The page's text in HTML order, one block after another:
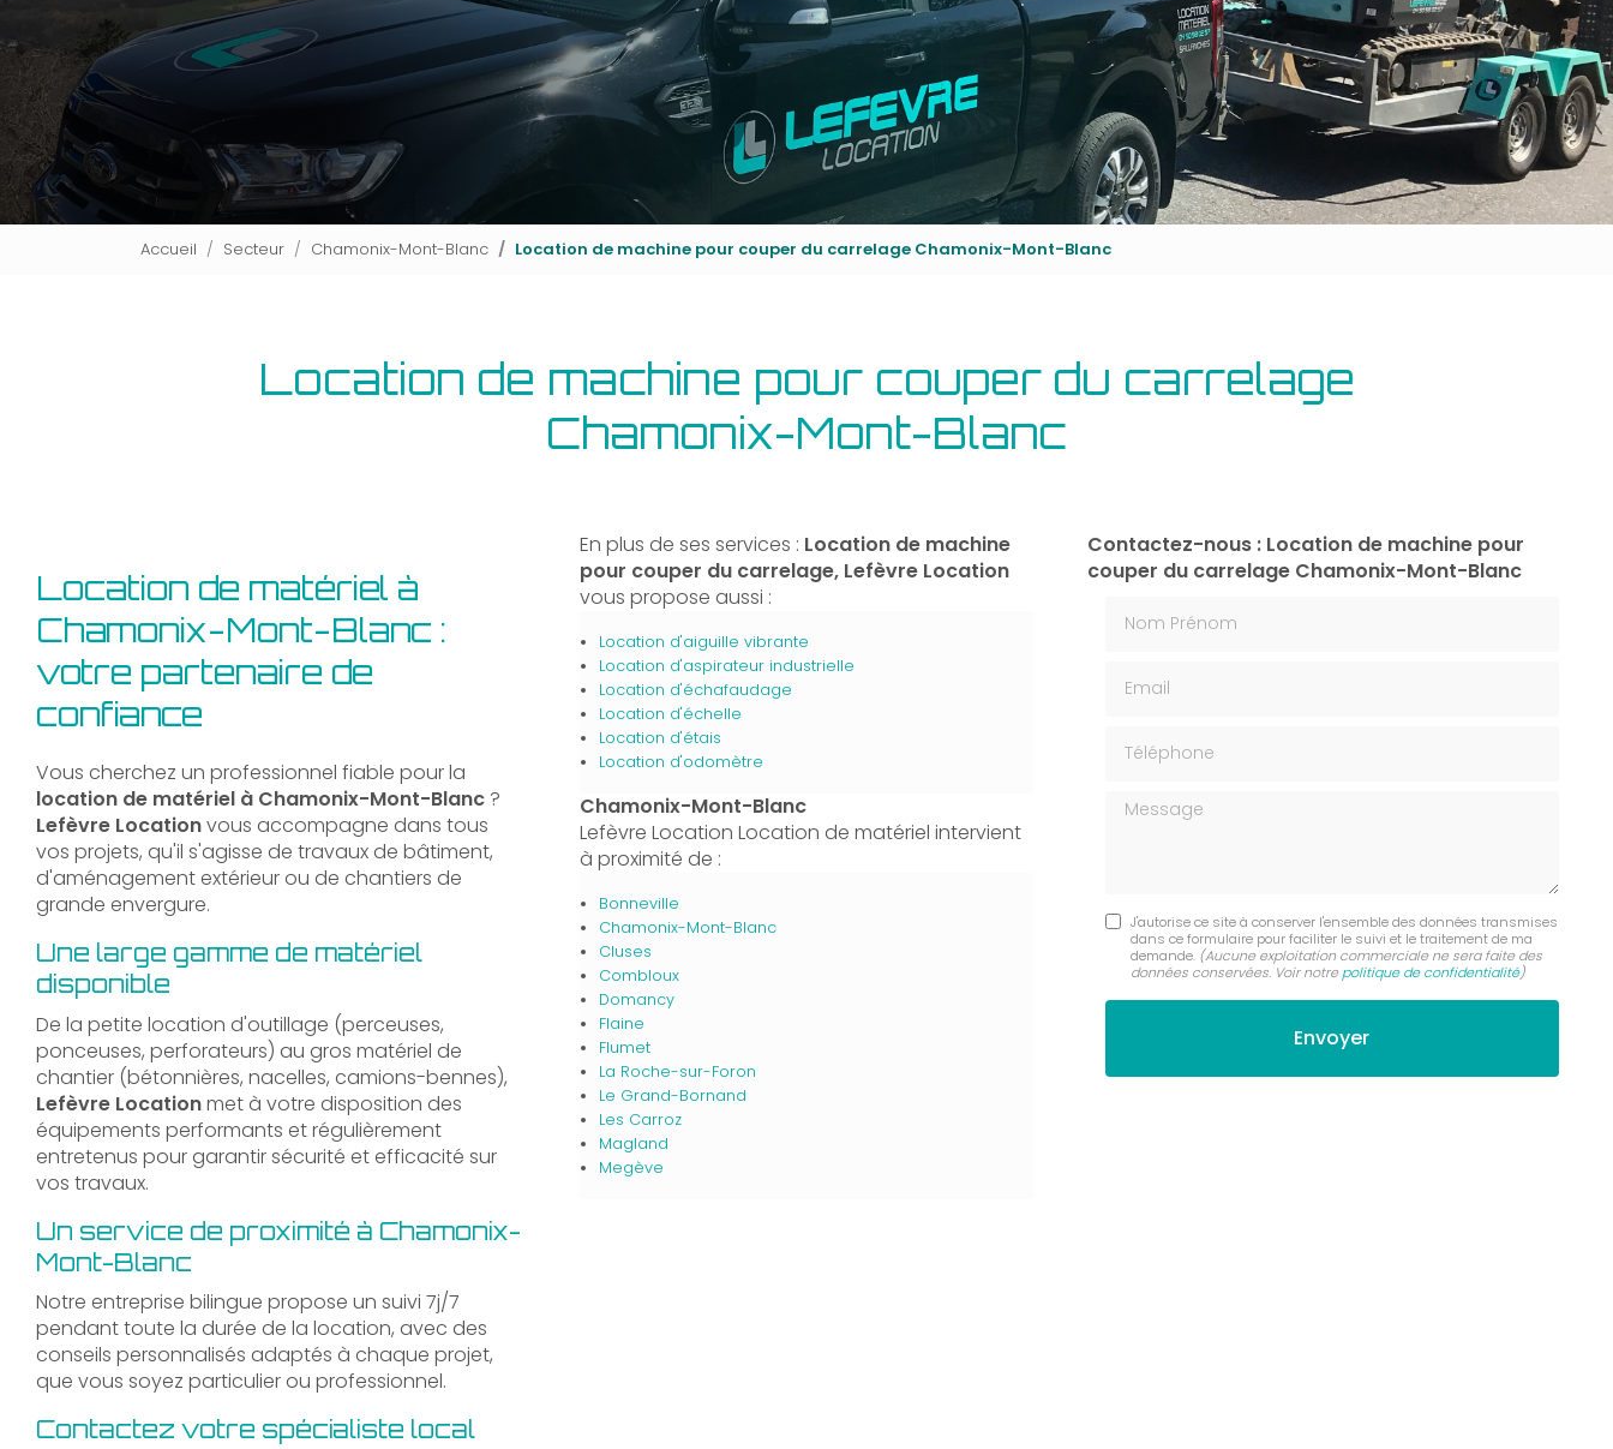
Outillage bâtiment
Energie
Accueil Secteur Chamonix-Mont-Blanc Location de machine pour couper du carrelage Chamonix-Mont-Blanc
Location de machine pour couper du carrelage
Chamonix-Mont-Blanc
Location de matériel à
Chamonix-Mont-Blanc :
votre partenaire de
confiance
Vous cherchez un professionnel fiable pour la
location de matériel à Chamonix-Mont-Blanc ?
Lefèvre Locationvous accompagne dans tous
vos projets, qu'il s'agisse de travaux de bâtiment,
d'aménagement extérieur ou de chantiers de
grande envergure.
Une large gamme de matériel
disponible
De la petite location d'outillage (perceuses,
ponceuses, perforateurs) au gros matériel de
chantier (bétonnières, nacelles, camions-bennes),
Lefèvre Locationmet à votre disposition des
équipements performants et régulièrement
entretenus pour garantir sécurité et efficacité sur
vos travaux.
Un service de proximité à Chamonix-
Mont-Blanc
Notre entreprise bilingue propose un suivi 7j/7
pendant toute la durée de la location, avec des
conseils personnalisés adaptés à chaque projet,
que vous soyez particulier ou professionnel.
Contactez votre spécialiste local
En plus de ses services : Location de machine
pour couper du carrelage, Lefèvre Location
vous propose aussi :
Location d'aiguille vibrante
Location d'aspirateur industrielle
Location d'échafaudage
Location d'échelle
Location d'étais
Location d'odomètre
Chamonix-Mont-Blanc
Lefèvre Location Location de matériel intervient
à proximité de :
Bonneville
Chamonix-Mont-Blanc
Cluses
Combloux
Domancy
Flaine
Flumet
La Roche-sur-Foron
Le Grand-Bornand
Les Carroz
Magland
Megève
Contactez-nous : Location de machine pour
couper du carrelage Chamonix-Mont-Blanc
Message
J'autorise ce site à conserver l'ensemble des données transmises
dans ce formulaire pour faciliter le suivi et le traitement de ma
demande. (Aucune exploitation commerciale ne sera faite des
données conservées. Voir notre politique de confidentialité)